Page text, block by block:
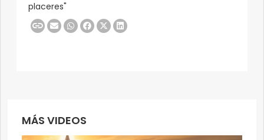
placeres"
MÁS VIDEOS